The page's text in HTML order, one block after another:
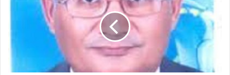
للمتقدمين
لمساكن
الزواج
الحديث
بالسويس